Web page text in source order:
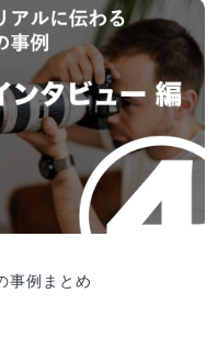
事例まとめ